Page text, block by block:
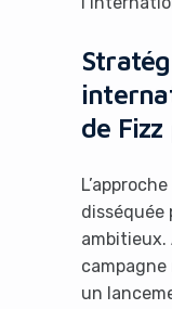
de
ambitieux.
un